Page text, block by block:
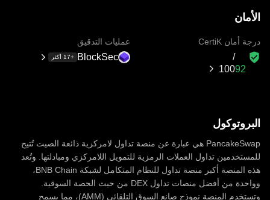
الأمان
درجة أمان CertiK
100‏
عمليات التدقيق
BlockSec +17 أكثر
البروتوكول
PancakeSwap هي عبارة عن منصة تداول لامركزية ذائعة الصيت تُتيح
للمستخدمين تداول العملات الرمزية للتمويل اللامركزي ومبادلتها. وتُعد
هذه المنصة أكبر منصة تداول للنظام المتكامل لشبكة BNB Chain،
وواحدة من أفضل منصات تداول DEX من حيث الحصة السوقية.
وتستخدم المنصة نموذج صانع السوق التلقائي (AMM)، مما يسمح